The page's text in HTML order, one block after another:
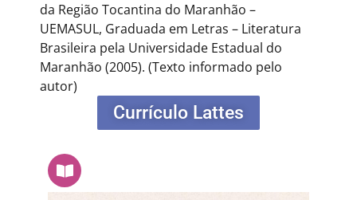
Currículo Lattes
da Região Tocantina do Maranhão –
UEMASUL, Graduada em Letras – Literatura
Brasileira pela Universidade Estadual do
Maranhão (2005). (Texto informado pelo
autor)